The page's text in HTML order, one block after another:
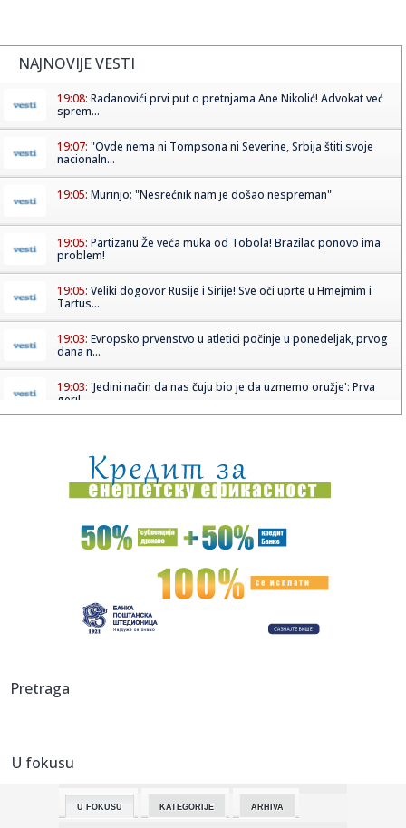
NAJNOVIJE VESTI
19:08: Radanovići prvi put o pretnjama Ane Nikolić! Advokat već
sprem...
19:07: "Ovde nema ni Tompsona ni Severine, Srbija štiti svoje
nacionaln...
19:05: Murinjo: "Nesrećnik nam je došao nespreman"
19:05: Partizanu Že veća muka od Tobola! Brazilac ponovo ima
problem!
19:05: Veliki dogovor Rusije i Sirije! Sve oči uprte u Hmejmim i
Tartus...
19:03: Evropsko prvenstvo u atletici počinje u ponedeljak, prvog
dana n...
19:03: 'Jedini način da nas čuju bio je da uzmemo oružje': Prva
geril...
19:00:Galerija fotografija – Amyl and the Sniffers – Zagreb
19:00:Uklonjena zastava Ukrajine u Prištini, Petković poslao jasnu
Siner zbog povrede propušta Masters u Sinsinatiju
19:00:Tragedija kod Kipa slobode: Poginule žena i beba
očekuju...
19:00:
19:00:
Tajfun Delfin pogodio više gradova u Kini, otkazano više od
Pretraga
U fokusu
U FOKUSU KATEGORIJE ARHIVA